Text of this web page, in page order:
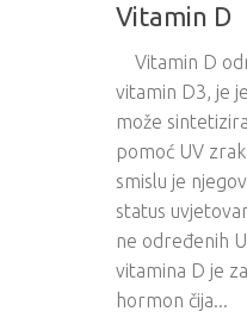
Vitamin D
Vitamin D
vitamin D3, je
može
pomoć UV
smislu je
status
ne određenih
vitamina D je
hormon čija...